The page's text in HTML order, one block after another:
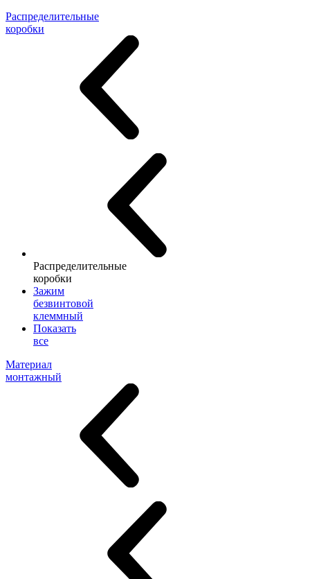
Распределительные
коробки
Распределительные
коробки
Зажим
безвинтовой
клеммный
Показать
все
Материал
монтажный